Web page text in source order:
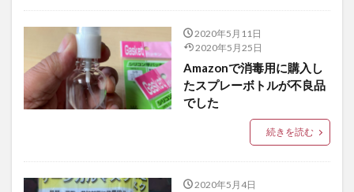
2020年5月11日
2020年5月25日
Amazonで消毒用に購入し
たスプレーボトルが不良品
でした
続きを読む
2020年5月4日